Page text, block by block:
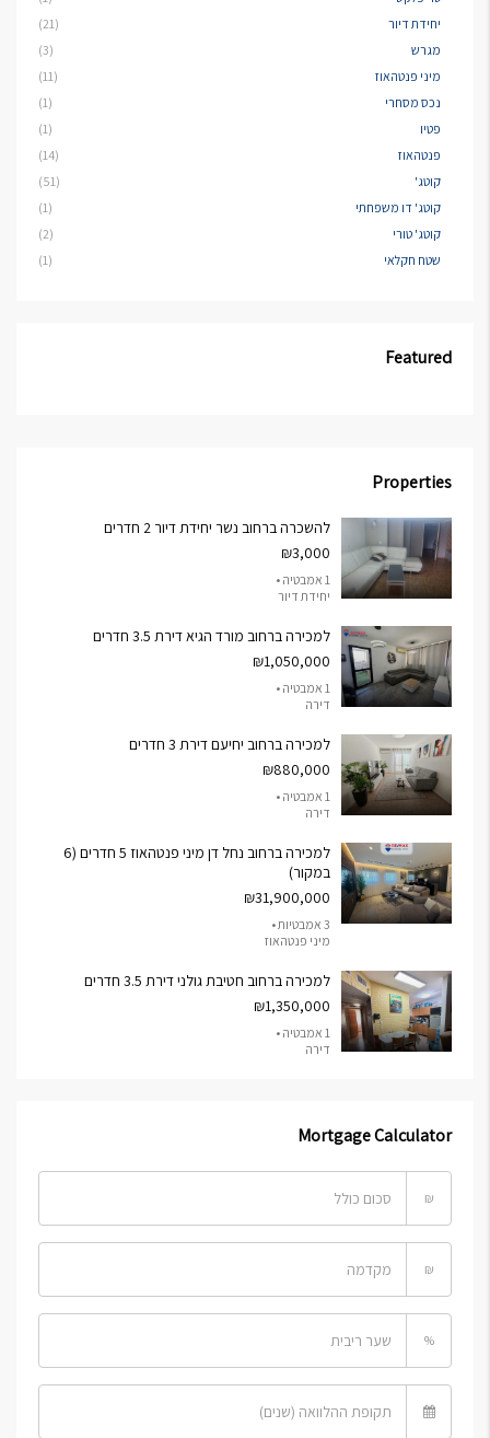
יחידת דיור
(21)
מגרש
(3)
מיני פנטהאוז
(11)
נכס מסחרי
(1)
פטיו
(1)
פנטהאוז
(14)
קוטג'
(51)
קוטג' דו משפחתי
(1)
קוטג' טורי
(2)
שטח חקלאי
(1)
Featured
Properties
להשכרה ברחוב נשר יחידת דיור 2 חדרים
₪3,000
1 אמבטיה •
יחידת דיור
למכירה ברחוב מורד הגיא דירת 3.5 חדרים
₪1,050,000
1 אמבטיה •
דירה
למכירה ברחוב יחיעם דירת 3 חדרים
₪880,000
1 אמבטיה •
דירה
למכירה ברחוב נחל דן מיני פנטהאוז 5 חדרים (6
במקור)
₪31,900,000
3 אמבטיות •
מיני פנטהאוז
למכירה ברחוב חטיבת גולני דירת 3.5 חדרים
₪1,350,000
1 אמבטיה •
דירה
Mortgage Calculator
₪
₪
%